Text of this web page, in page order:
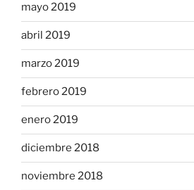
mayo 2019
abril 2019
marzo 2019
febrero 2019
enero 2019
diciembre 2018
noviembre 2018